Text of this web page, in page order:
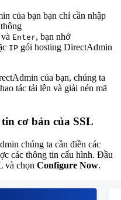
của bạn bạn chỉ cần nhập
Enter, bạn nhớ
IP gói hosting DirectAdmin
của bạn, chúng ta
tác tải lên và giải nén mã
cơ bản của SSL
chúng ta cần điền các
các thông tin cấu hình. Đầu
và chọn Configure Now.